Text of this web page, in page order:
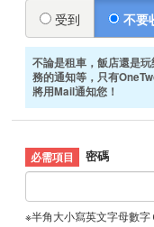
受到 不要
不論是租車，飯店還是
務的通知等，只有
將用Mail通知您！
密碼
※半角大小寫英文字母數